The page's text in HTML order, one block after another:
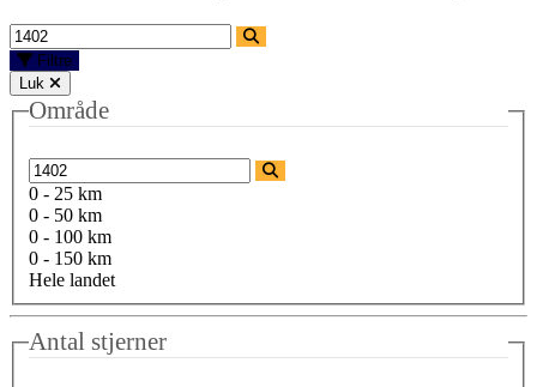
Filtre
Luk
Område
0 - 25 km
0 - 50 km
0 - 100 km
0 - 150 km
Hele landet
Antal stjerner